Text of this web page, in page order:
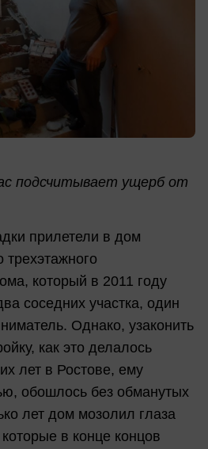
подсчитывает ущерб от
прилетели в дом
трехэтажного
который в 2011 году
соседних участка, один
Однако, узаконить
как это делалось
лет в Ростове, ему
обошлось без обманутых
лет дом мозолил глаза
в конце концов